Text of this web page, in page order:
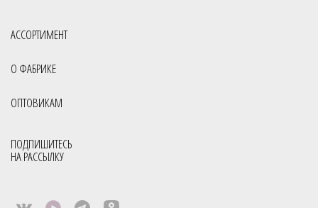
АССОРТИМЕНТ
О ФАБРИКЕ
ОПТОВИКАМ
ПОДПИШИТЕСЬ
НА РАССЫЛКУ